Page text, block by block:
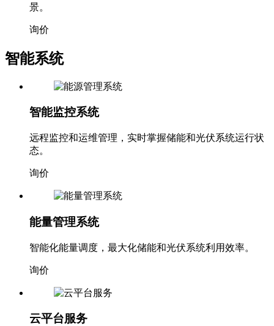
景。
询价
智能系统
智能监控系统
远程监控和运维管理，实时掌握储能和光伏系统运行状
态。
询价
能量管理系统
智能化能量调度，最大化储能和光伏系统利用效率。
询价
云平台服务